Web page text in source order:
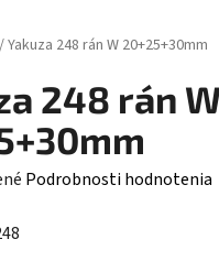
/Yakuza 248 rán W 20+25+30mm
248 rán
Podrobnosti hodnotenia